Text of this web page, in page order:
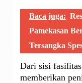
Baca juga:
Pamekasan
Tersangka
Dari sisi
memberikan